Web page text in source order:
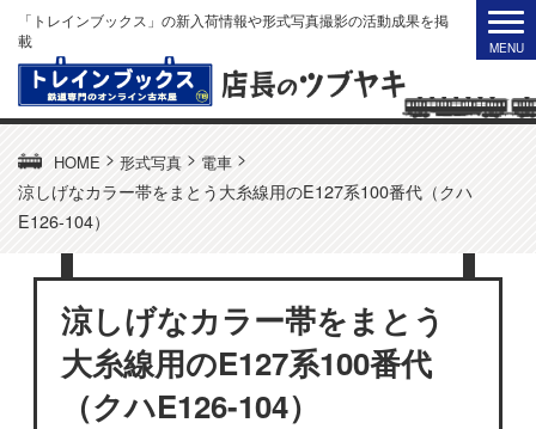
「トレインブックス」の新入荷情報や形式写真撮影の活動成果を掲
載
HOME > 形式写真 > 電車 >
涼しげなカラー帯をまとう大糸線用のE127系100番代（クハ
E126-104）
涼しげなカラー帯をまとう
大糸線用のE127系100番代
（クハE126-104）